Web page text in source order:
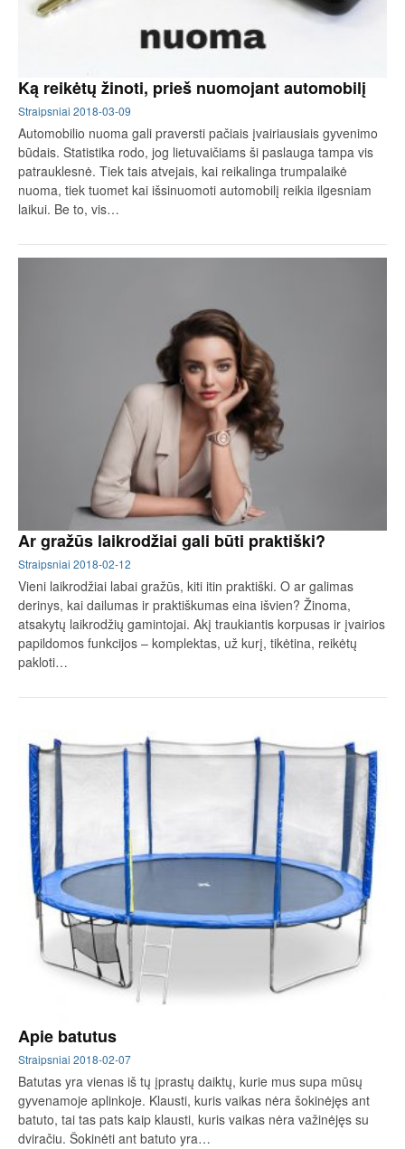
Ką reikėtų žinoti, prieš nuomojant automobilį
Straipsniai 2018-03-09
Automobilio nuoma gali praversti pačiais įvairiausiais gyvenimo
būdais. Statistika rodo, jog lietuvaičiams ši paslauga tampa vis
patrauklesnė. Tiek tais atvejais, kai reikalinga trumpalaikė
nuoma, tiek tuomet kai išsinuomoti automobilį reikia ilgesniam
laikui. Be to, vis…
Ar gražūs laikrodžiai gali būti praktiški?
Straipsniai 2018-02-12
Vieni laikrodžiai labai gražūs, kiti itin praktiški. O ar galimas
derinys, kai dailumas ir praktiškumas eina išvien? Žinoma,
atsakytų laikrodžių gamintojai. Akį traukiantis korpusas ir įvairios
papildomos funkcijos – komplektas, už kurį, tikėtina, reikėtų
pakloti…
Apie batutus
Straipsniai 2018-02-07
Batutas yra vienas iš tų įprastų daiktų, kurie mus supa mūsų
gyvenamoje aplinkoje. Klausti, kuris vaikas nėra šokinėjęs ant
batuto, tai tas pats kaip klausti, kuris vaikas nėra važinėjęs su
dviračiu. Šokinėti ant batuto yra…